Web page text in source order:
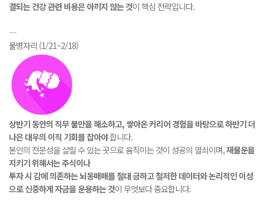
결되는 건강 관련 비용은 아끼지 않는 것이 핵심 전략입니다.
―
물병자리 (1/21~2/18)
상반기 동안의 직무 불만을 해소하고, 쌓아온 커리어 경험을 바탕으로 하반기 더
나은 대우의 이직 기회를 잡아야합니다.
본인의 전문성을 살릴 수 있는 곳으로 움직이는 것이 성공의 열쇠이며,재물운을
지키기 위해서는 주식이나
투자 시 감에 의존하는 뇌동매매를 절대 금하고 철저한 데이터와 논리적인 이성
으로 신중하게 자금을 운용하는 것이 무엇보다 중요합니다.